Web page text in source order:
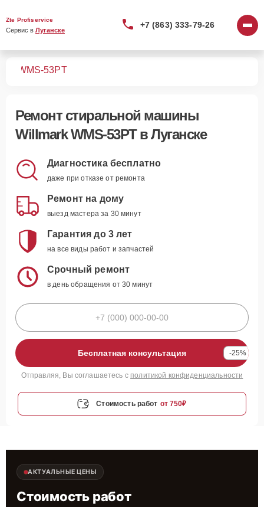
Zte Profiservice
Сервис в Луганске
+7 (863) 333-79-26
WMS-53PT
Ремонт стиральной машины
Willmark WMS-53PTв Луганске
Диагностика бесплатно
даже при отказе от ремонта
Ремонт на дому
выезд мастера за 30 минут
Гарантия до 3 лет
на все виды работ и запчастей
Срочный ремонт
в день обращения от 30 минут
Бесплатная консультация -25%
Отправляя, Вы соглашаетесь с политикой конфиденциальности
Стоимость работ от 750₽
АКТУАЛЬНЫЕ ЦЕНЫ
Стоимость работ